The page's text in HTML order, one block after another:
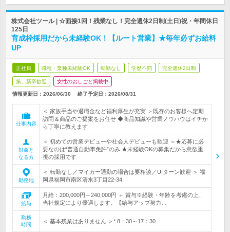
株式会社ツール | ☆面接1回！残業なし！完全週休2日制(土日)祝・年間休日
125日
育成枠採用だから未経験OK！【ルート営業】★毎年必ずお給料
UP
正社員 職種・業種未経験OK 転勤なし 学歴不問 完全週休2日制
第二新卒歓迎 女性のおしごと掲載中
情報更新日：2026/06/30 終了予定日： 2026/08/31
仕事内容
＜ 家族手当や退職金など福利厚生が充実 ＞既存のお客様へ定期
訪問＆商品のご提案をお任せ ◆商品知識や営業ノウハウはイチか
ら丁寧に教えます
対象と
なる方
＜ 初めての営業デビューや社会人デビューも歓迎 ＞★応募に必
要なのは“普通自動車免許”のみ ★未経験OKの募集だから意欲重
視の採用です
勤務地
＜ 転勤なし／マイカー通勤の場合は要相談／UIターン歓迎 ＞ 福
岡県福岡市南区清水3丁目22-34
給与
月給：200,000円～240,000円 ＋ 賞与※経験・年齢を考慮の上、
当社規定により優遇します。【給与アップ努力…
勤務
時間
＜ 基本残業はありません ＞* 8：30～17：30